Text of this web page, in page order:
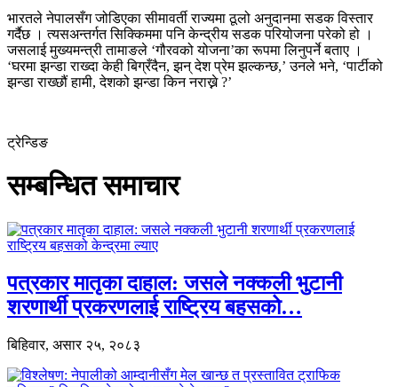
भारतले नेपालसँग जोडिएका सीमावर्ती राज्यमा ठूलो अनुदानमा सडक विस्तार
गर्दैछ । त्यसअन्तर्गत सिक्किममा पनि केन्द्रीय सडक परियोजना परेको हो ।
जसलाई मुख्यमन्त्री तामाङले ‘गौरवको योजना’का रूपमा लिनुपर्ने बताए ।
‘घरमा झन्डा राख्दा केही बिग्रँदैन, झन् देश प्रेम झल्कन्छ,’ उनले भने, ‘पार्टीको
झन्डा राख्छौं हामी, देशको झन्डा किन नराख्ने ?’
ट्रेन्डिङ
सम्बन्धित समाचार
पत्रकार मातृका दाहाल: जसले नक्कली भुटानी
शरणार्थी प्रकरणलाई राष्ट्रिय बहसको…
बिहिवार, असार २५, २०८३